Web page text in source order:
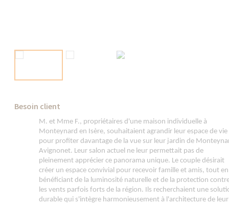
Besoin client
M. et Mme F., propriétaires d'une maison individuelle à
Monteynard en Isère, souhaitaient agrandir leur espace de vie
pour profiter davantage de la vue sur leur jardin de
Avignonet. Leur salon actuel ne leur permettait pas de
pleinement apprécier ce panorama unique. Le couple désirait
créer un espace convivial pour recevoir famille et amis, tout en
bénéficiant de la luminosité naturelle et de la protection
les vents parfois forts de la région. Ils recherchaient une
durable qui s'intègre harmonieusement à l'architecture de leur